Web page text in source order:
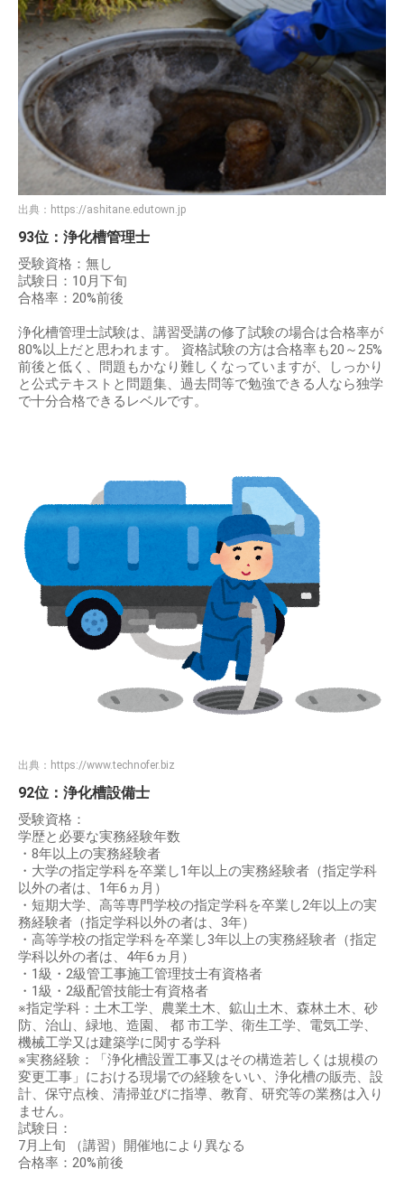
出典： https://ashitane.edutown.jp
93位：浄化槽管理士
受験資格：無し
試験日：10月下旬
合格率：20%前後
浄化槽管理士試験は、講習受講の修了試験の場合は合格率が
80%以上だと思われます。 資格試験の方は合格率も20～25%
前後と低く、問題もかなり難しくなっていますが、しっかり
と公式テキストと問題集、過去問等で勉強できる人なら独学
で十分合格できるレベルです。
出典： https://www.technofer.biz
92位：浄化槽設備士
受験資格：
学歴と必要な実務経験年数
・8年以上の実務経験者
・大学の指定学科を卒業し1年以上の実務経験者（指定学科
以外の者は、1年6ヵ月）
・短期大学、高等専門学校の指定学科を卒業し2年以上の実
務経験者（指定学科以外の者は、3年）
・高等学校の指定学科を卒業し3年以上の実務経験者（指定
学科以外の者は、4年6ヵ月）
・1級・2級管工事施工管理技士有資格者
・1級・2級配管技能士有資格者
※指定学科：土木工学、農業土木、鉱山土木、森林土木、砂
防、治山、緑地、造園、 都 市工学、衛生工学、電気工学、
機械工学又は建築学に関する学科
※実務経験：「浄化槽設置工事又はその構造若しくは規模の
変更工事」における現場での経験をいい、浄化槽の販売、設
計、保守点検、清掃並びに指導、教育、研究等の業務は入り
ません。
試験日：
7月上旬 （講習）開催地により異なる
合格率：20%前後